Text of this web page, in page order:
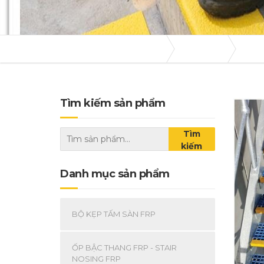
Tìm kiếm sản phẩm
Tìm
kiếm
Danh mục sản phẩm
BỘ KẸP TẤM SÀN FRP
ỐP BẬC THANG FRP - STAIR
NOSING FRP